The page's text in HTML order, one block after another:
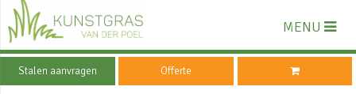
MENU
Stalen aanvragen Offerte